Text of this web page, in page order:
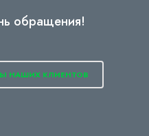
обращения!
НАШИХ КЛИЕНТОВ